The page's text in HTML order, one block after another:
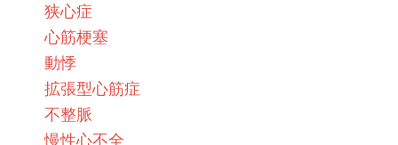
狭心症
心筋梗塞
動悸
拡張型心筋症
不整脈
慢性心不全